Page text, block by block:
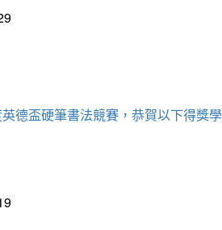
德盃硬筆書法競賽，恭賀以下得獎